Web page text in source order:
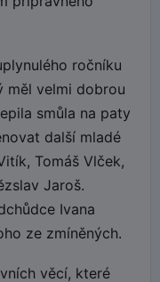
ročníku
měl velmi dobrou
smůla na paty
další mladé
Tomáš Vlček,
Jaroš.
Ivana
ze zmíněných.
věcí, které